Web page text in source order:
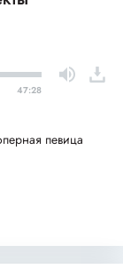
47:28
певица